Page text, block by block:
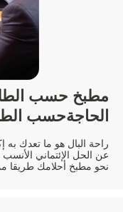
مطبخ حسب
الحاجةحسب
راحة البال هو ما تعدك به
عن الحل الإئتماني
نحو مطبخ أحلامك طريقا